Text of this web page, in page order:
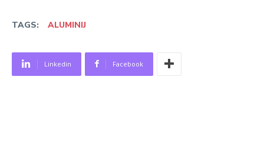
TAGS: ALUMINIJ
Linkedin Facebook